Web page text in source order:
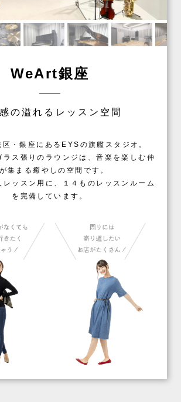
WeArt銀座
の溢れるレッスン空間
・銀座にあるEYSの旗艦スタジオ。
ラス張りのラウンジは、音楽を楽しむ仲
集まる癒やしの空間です。
レッスン用に、１４ものレッスンルーム
を完備しています。